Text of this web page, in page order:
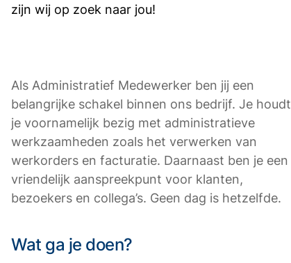
zijn wij op zoek naar jou!
Als Administratief Medewerker ben jij een
belangrijke schakel binnen ons bedrijf. Je houdt
je voornamelijk bezig met administratieve
werkzaamheden zoals het verwerken van
werkorders en facturatie. Daarnaast ben je een
vriendelijk aanspreekpunt voor klanten,
bezoekers en collega’s. Geen dag is hetzelfde.
Wat ga je doen?